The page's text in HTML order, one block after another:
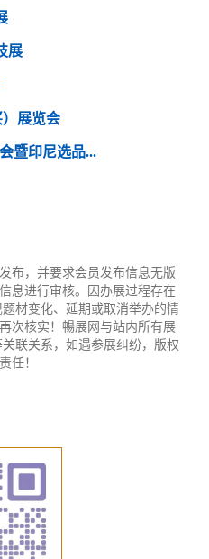
展
）展览会
暨印尼选品...
布，并要求会员发布信息无版
息进行审核。因办展过程存在
材变化、延期或取消举办的情
次核实！暢展网与站内所有展
联关系，如遇参展纠纷，版权
任！